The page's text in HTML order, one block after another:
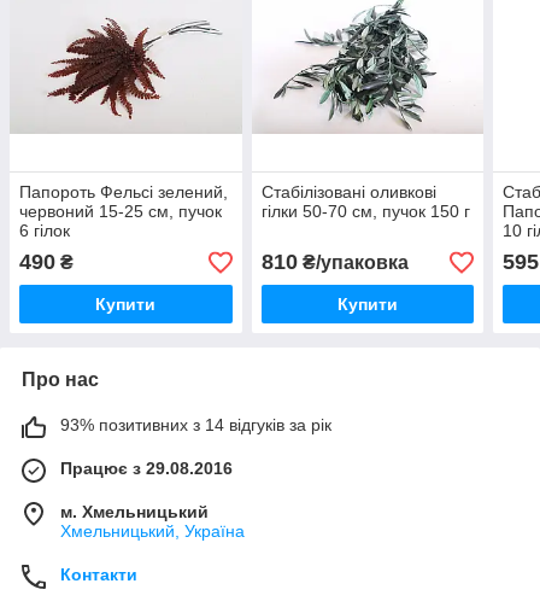
Папороть Фельсі зелений,
червоний 15-25 см, пучок
6 гілок
490 ₴
Купити
Стабілізовані оливкові
гілки 50-70 см, пучок 150 г
810₴/упаковка
Купити
10
595
Про нас
93% позитивних з 14 відгуків за рік
Працює з 29.08.2016
м. Хмельницький
Хмельницький, Україна
Контакти